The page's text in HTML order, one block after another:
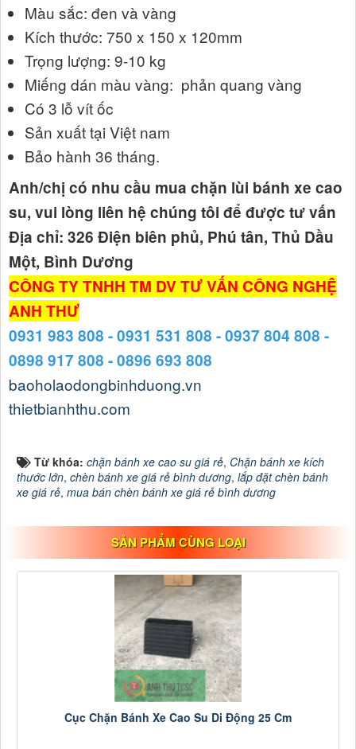
Màu sắc: đen và vàng
Kích thước: 750 x 150 x 120mm
Trọng lượng: 9-10 kg
Miếng dán màu vàng: phản quang vàng
Có 3 lỗ vít ốc
Sản xuất tại Việt nam
Bảo hành 36 tháng.
Anh/chị có nhu cầu mua chặn lùi bánh xe cao
su, vui lòng liên hệ chúng tôi để được tư vấn
Địa chỉ: 326 Điện biên phủ, Phú tân, Thủ Dầu
Một, Bình Dương
CÔNG TY TNHH TM DV TƯ VẤN CÔNG NGHỆ
ANH THƯ
0931 983 808 - 0931 531 808 - 0937 804 808 -
0898 917 808 - 0896 693 808
baoholaodongbinhduong.vn
thietbianhthu.com
Từ khóa: chặn bánh xe cao su giá rẻ, Chặn bánh xe kích
thước lớn, chèn bánh xe giá rẻ bình dương, lắp đặt chèn bánh
xe giá rẻ, mua bán chèn bánh xe giá rẻ bình dương
SẢN PHẨM CÙNG LOẠI
Cục Chặn Bánh Xe Cao Su Di Động 25 Cm